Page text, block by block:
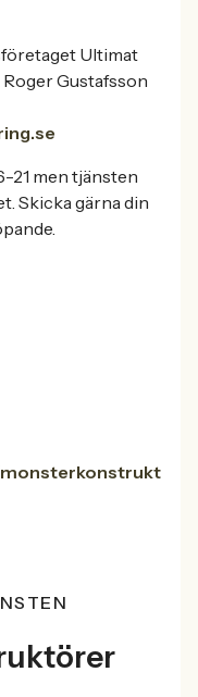
Ultimat
Gustafsson
21 men tjänsten
Skicka gärna din